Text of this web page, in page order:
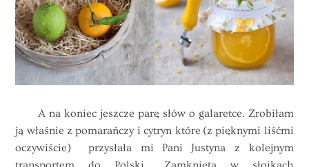
A na koniec jeszcze parę słów o galaretce. Zrobiłam
ją właśnie z pomarańczy i cytryn które (z pięknymi liśćmi
oczywiście) przysłała mi Pani Justyna z kolejnym